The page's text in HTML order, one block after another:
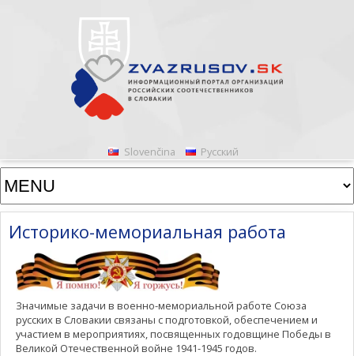
Slovenčina Русский
Историко-мемориальная работа
Значимые задачи в военно-мемориальной работе Союза
русских в Словакии связаны с подготовкой, обеспечением и
участием в мероприятиях, посвященных годовщине Победы в
Великой Отечественной войне 1941-1945 годов.